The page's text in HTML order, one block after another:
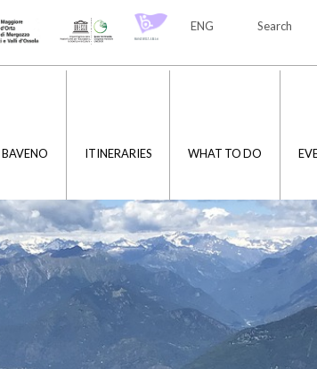
Search
ENG
BAVENO ITINERARIES WHAT TO DO